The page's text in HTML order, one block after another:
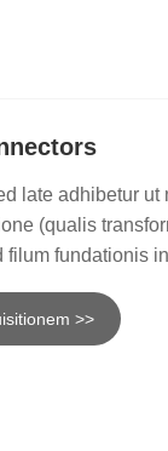
late adhibetur
(qualis
fundationis
>>